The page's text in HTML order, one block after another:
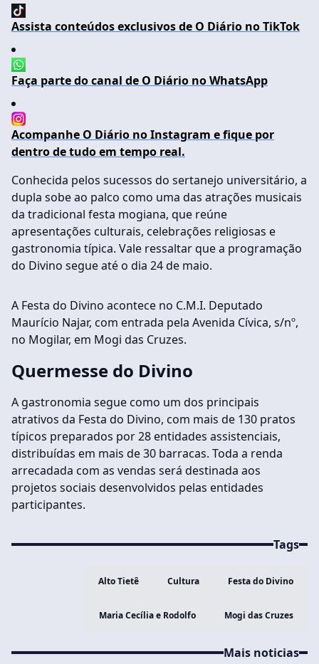
Assista conteúdos exclusivos de O Diário no TikTok
Faça parte do canal de O Diário no WhatsApp
Acompanhe O Diário no Instagram e fique por
dentro de tudo em tempo real.
Conhecida pelos sucessos do sertanejo universitário, a
dupla sobe ao palco como uma das atrações musicais
da tradicional festa mogiana, que reúne
apresentações culturais, celebrações religiosas e
gastronomia típica. Vale ressaltar que a programação
do Divino segue até o dia 24 de maio.
A Festa do Divino acontece no C.M.I. Deputado
Maurício Najar, com entrada pela Avenida Cívica, s/nº,
no Mogilar, em Mogi das Cruzes.
Quermesse do Divino
A gastronomia segue como um dos principais
atrativos da Festa do Divino, com mais de 130 pratos
típicos preparados por 28 entidades assistenciais,
distribuídas em mais de 30 barracas. Toda a renda
arrecadada com as vendas será destinada aos
projetos sociais desenvolvidos pelas entidades
participantes.
Tags
Alto Tietê Cultura Festa do Divino
Maria Cecília e Rodolfo Mogi das Cruzes
Mais noticias